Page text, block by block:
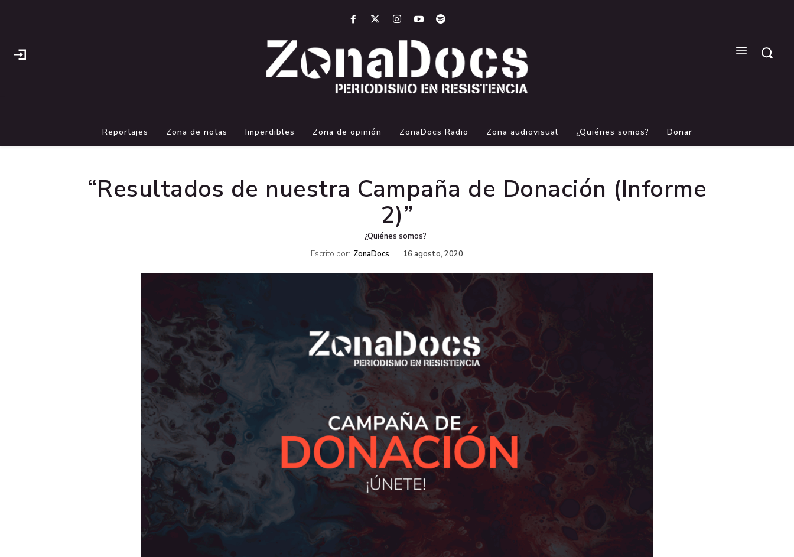
Reportajes Zona de notas Imperdibles Zona de opinión ZonaDocs Radio Zona audiovisual ¿Quiénes somos? Donar
“Resultados de nuestra Campaña de Donación (Informe
2)”
¿Quiénes somos?
Escrito por: ZonaDocs 16 agosto, 2020